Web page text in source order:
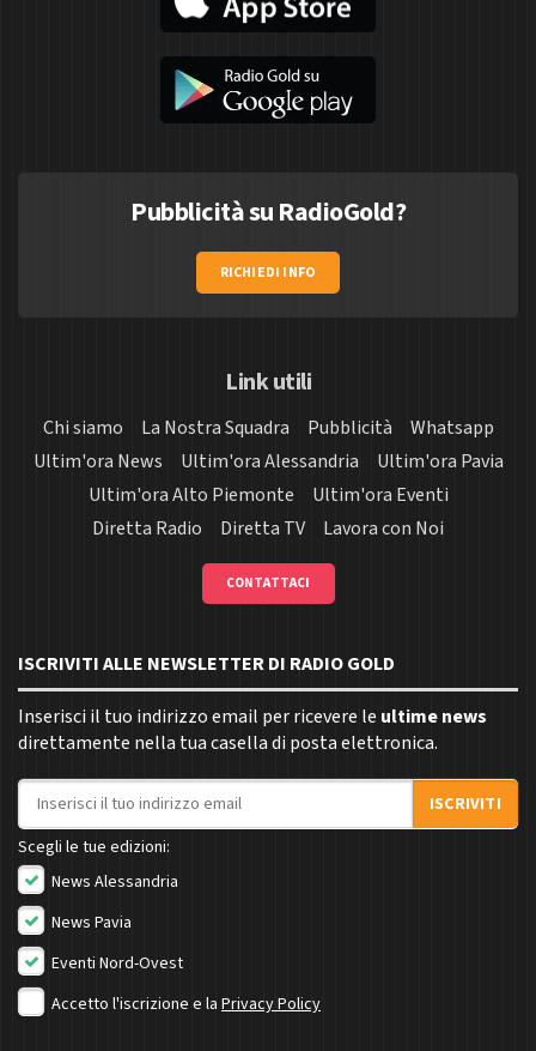
Pubblicità su RadioGold?
RICHIEDI INFO
Link utili
Chi siamo La Nostra Squadra Pubblicità
Whatsapp
Ultim'ora News
Ultim'ora Alessandria
Ultim'ora Pavia
Ultim'ora Alto Piemonte
Ultim'ora Eventi
Diretta Radio
Diretta TV Lavora con Noi
CONTATTACI
ISCRIVITI ALLE NEWSLETTER DI RADIO GOLD
Inserisci il tuo indirizzo email per ricevere le ultime news
direttamente nella tua casella di posta elettronica.
Indirizzo email
ISCRIVITI
Scegli le tue edizioni:
News Alessandria
News Pavia
Eventi Nord-Ovest
Accetto l'iscrizione e la Privacy Policy